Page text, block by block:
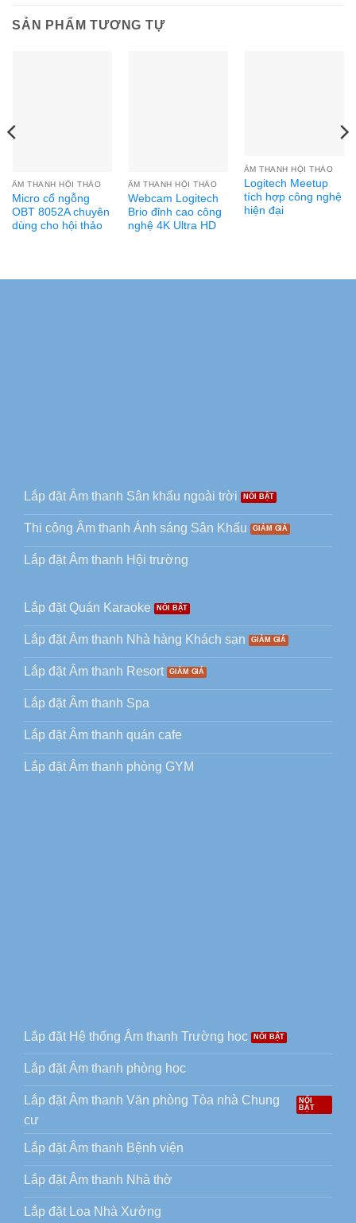
SẢN PHẨM TƯƠNG TỰ
ÂM THANH HỘI THẢO
Micro cổ ngỗng
OBT 8052A chuyên
dùng cho hội thảo
ÂM THANH HỘI THẢO
Webcam Logitech
Brio đỉnh cao công
nghệ 4K Ultra HD
ÂM THANH HỘI THẢO
Logitech Meetup
tích hợp công nghệ
hiện đại
Lắp đặt Âm thanh Sân khấu ngoài trời
Thi công Âm thanh Ánh sáng Sân Khấu
Lắp đặt Âm thanh Hội trường
Lắp đặt Quán Karaoke
Lắp đặt Âm thanh Nhà hàng Khách sạn
Lắp đặt Âm thanh Resort
Lắp đặt Âm thanh Spa
Lắp đặt Âm thanh quán cafe
Lắp đặt Âm thanh phòng GYM
Lắp đặt Hệ thống Âm thanh Trường học
Lắp đặt Âm thanh phòng học
Lắp đặt Âm thanh Văn phòng Tòa nhà Chung
cư
Lắp đặt Âm thanh Bệnh viện
Lắp đặt Âm thanh Nhà thờ
Lắp đặt Loa Nhà Xưởng